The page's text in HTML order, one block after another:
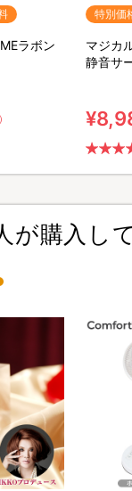
ラボン
特別価
マジカ
静音サ
が購入し